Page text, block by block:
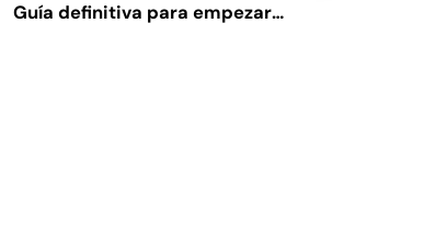
Guía definitiva para empezar